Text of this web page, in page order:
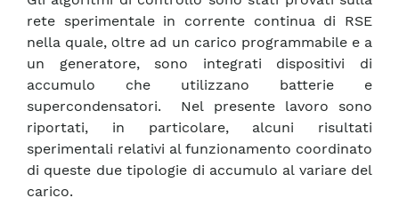
rete sperimentale in corrente continua di RSE
nella quale, oltre ad un carico programmabile e a
un generatore, sono integrati dispositivi di
accumulo che utilizzano batterie e
supercondensatori. Nel presente lavoro sono
riportati, in particolare, alcuni risultati
sperimentali relativi al funzionamento coordinato
di queste due tipologie di accumulo al variare del
carico.